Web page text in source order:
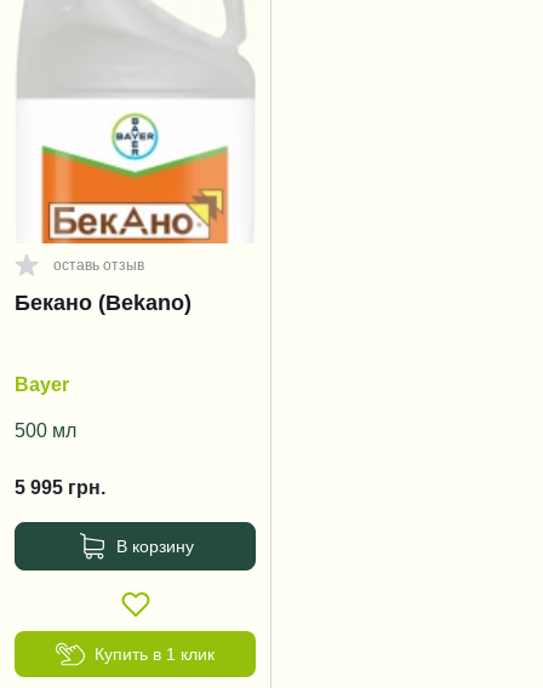
оставь отзыв
Бекано (Bekano)
Bayer
500 мл
5 995 грн.
В корзину
Купить в 1 клик